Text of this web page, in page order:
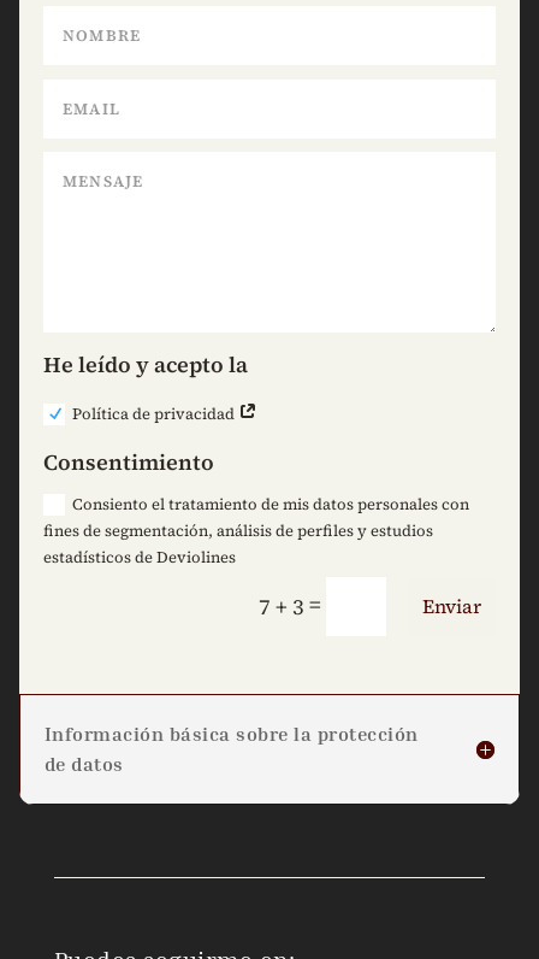
He leído y acepto la
Política de privacidad
Consentimiento
Consiento el tratamiento de mis datos personales con
fines de segmentación, análisis de perfiles y estudios
estadísticos de Deviolines
7 + 3 = Enviar
Información básica sobre la protección
de datos